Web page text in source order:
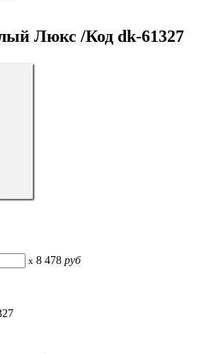
Люкс /Код dk-61327
x 8 478 руб